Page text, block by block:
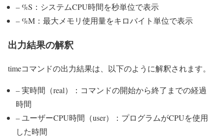
– %S：システムCPU時間を秒単位で表示
– %M：最大メモリ使用量をキロバイト単位で表示
出力結果の解釈
timeコマンドの出力結果は、以下のように解釈されます。
– 実時間（real）：コマンドの開始から終了までの経過
時間
– ユーザーCPU時間（user）：プログラムがCPUを使用
した時間